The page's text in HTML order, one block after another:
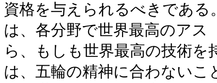
資格を与えられるべきであ
は、各分野で世界最高のア
ら、もしも世界最高の技術
は、五輪の精神に合わない